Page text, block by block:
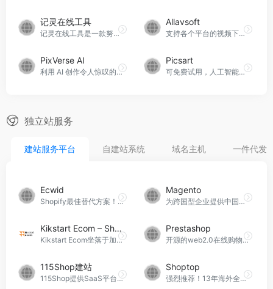
记灵在线工具
记灵在线工具是一款努力将互联网工具打造得更实用的在线服务。它旨在让每个人都能够享受工具所带来的效率和便利。
Allavsoft
支持各个平台的视频下载，需用电脑下载该软件
PixVerse AI
利用 AI 创作令人惊叹的视频，可免费使用
Picsart
可免费试用，人工智能驱动的视频生成器，将文本转换为视频
独立站服务
建站服务平台 自建站系统 域名主机 一件代发
Ecwid
Shopify最佳替代方案！无需手续费
Magento
为跨国型企业提供中国本土化开发服务
Kikstart Ecom – Shopify官⽅合作伙伴
Kikstart Ecom坐落于加拿大温哥华、是全球发展最快的⼏家华⼈Shopify官⽅合作伙伴agency之⼀。主要业务有：Shopify高级定制设计、二次开发、转化率优化、Shopify Plus
Prestashop
开源的web2.0在线购物系统
115Shop建站
115Shop提供SaaS平台建站、299建站、免费试用、0佣0抽等独立站建站服务
Shoptop
强烈推荐！13年海外全媒体广告经验，流量资源丰富，引流成本低；随时随地需求响应，国内卖家更友好，强势助力中国品牌出海。